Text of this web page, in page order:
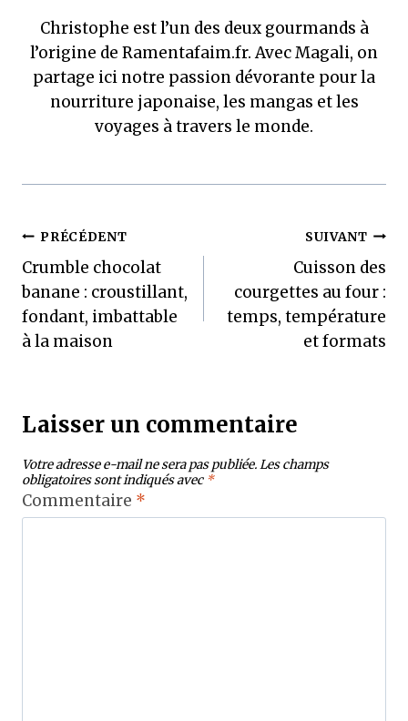
Christophe est l’un des deux gourmands à
l’origine de Ramentafaim.fr. Avec Magali, on
partage ici notre passion dévorante pour la
nourriture japonaise, les mangas et les
voyages à travers le monde.
Navigation
de
l’article
PRÉCÉDENT
Crumble chocolat
banane : croustillant,
fondant, imbattable
à la maison
SUIVANT
Cuisson des
courgettes au four :
temps, température
et formats
Laisser un commentaire
Votre adresse e-mail ne sera pas publiée.Les champs
obligatoires sont indiqués avec *
Commentaire *